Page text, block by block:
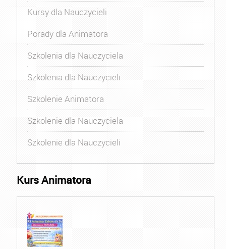
Kursy dla Nauczycieli
Porady dla Animatora
Szkolenia dla Nauczyciela
Szkolenia dla Nauczycieli
Szkolenie Animatora
Szkolenie dla Nauczyciela
Szkolenie dla Nauczycieli
Kurs Animatora